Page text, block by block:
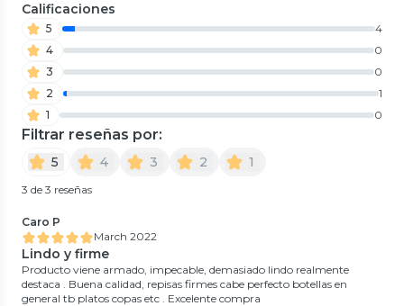
Calificaciones
5
4
4
0
3
0
2
1
1
0
Filtrar reseñas por:
5 4 3 2 1
3 de 3 reseñas
Caro P
March 2022
Lindo y firme
Producto viene armado, impecable, demasiado lindo realmente
destaca . Buena calidad, repisas firmes cabe perfecto botellas en
general tb platos copas etc . Excelente compra